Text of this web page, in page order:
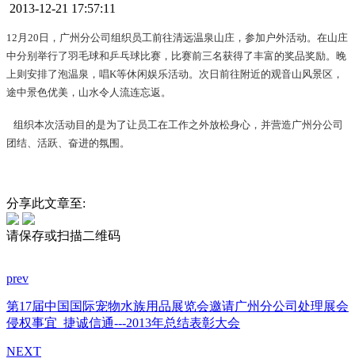
2013-12-21 17:57:11
12月20日，广州分公司组织员工前往清远温泉山庄，参加户外活动。在山庄
中分别举行了羽毛球和乒乓球比赛，比赛前三名获得了丰富的奖品奖励。晚
上则安排了泡温泉，唱K等休闲娱乐活动。次日前往附近的观音山风景区，
途中景色优美，山水令人流连忘返。
组织本次活动目的是为了让员工在工作之外放松身心，并营造广州分公司
团结、活跃、奋进的氛围。
分享此文章至:
请保存或扫描二维码
prev
第17届中国国际宠物水族用品展览会邀请广州分公司处理展会
侵权事宜 捷诚信通---2013年总结表彰大会
NEXT